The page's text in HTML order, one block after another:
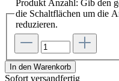
Produkt Anzahl: Gib den
die Schaltflächen um die
reduzieren.
In den Warenkorb
Sofort versandfertig